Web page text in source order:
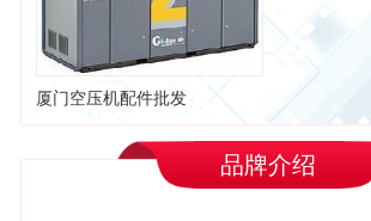
厦门空压机配件批发
品牌介绍